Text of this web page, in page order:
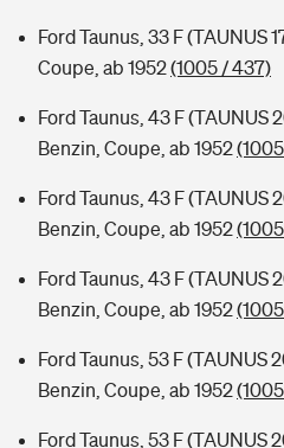
Ford Taunus, 33 F (TAUNUS
Coupe, ab 1952(1005 / 437)
Ford Taunus, 43 F (TAUNUS
Benzin, Coupe, ab 1952
Ford Taunus, 43 F (TAUNUS
Benzin, Coupe, ab 1952
Ford Taunus, 43 F (TAUNUS
Benzin, Coupe, ab 1952
Ford Taunus, 53 F (TAUNUS
Benzin, Coupe, ab 1952
Ford Taunus, 53 F (TAUNUS